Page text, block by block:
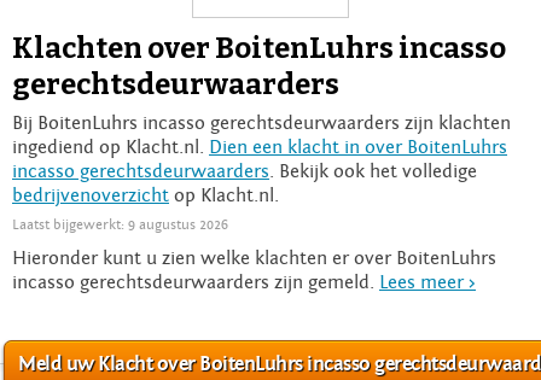
Login
Klachten over BoitenLuhrs incasso
gerechtsdeurwaarders
Bij BoitenLuhrs incasso gerechtsdeurwaarders zijn klachten
ingediend op Klacht.nl. Dien een klacht in over BoitenLuhrs
incasso gerechtsdeurwaarders . Bekijk ook het volledige
bedrijvenoverzicht op Klacht.nl.
Laatst bijgewerkt: 9 augustus 2026
Hieronder kunt u zien welke klachten er over BoitenLuhrs
incasso gerechtsdeurwaarders zijn gemeld. Lees meer >
Meld uw Klacht over BoitenLuhrs incasso